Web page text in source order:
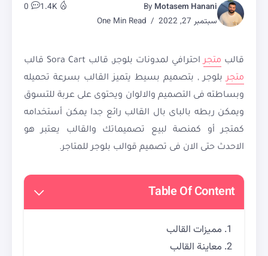
By Motasem Hanani
سبتمبر 27, 2022
1.4K
0
قالب متجر احترافي لمدونات بلوجر, قالب Sora Cart قالب
متجر بلوجر , بتصميم بسيط يتميز القالب بسرعة تحميله
وبساطته فى التصميم والالوان ويحتوى على عربة للتسوق
ويمكن ربطه بالباى بال القالب رائع جدا يمكن أستخدامه
كمتجر أو كمنصة لبيع تصميماتك والقالب يعتبر هو
الاحدث حتى الان فى تصميم قوالب بلوجر للمتاجر.
Table Of Content
مميزات القالب
معاينة القالب